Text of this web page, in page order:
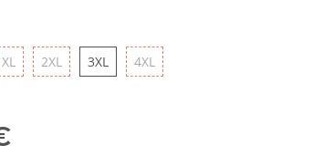
XL XL 2XL 2XL 3XL 3XL 4XL 4XL